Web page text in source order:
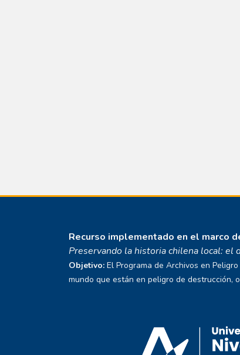
Recurso implementado en el marco
Preservando la historia chilena local: el
Objetivo: El Programa de Archivos en
mundo que están en peligro de destrucción,